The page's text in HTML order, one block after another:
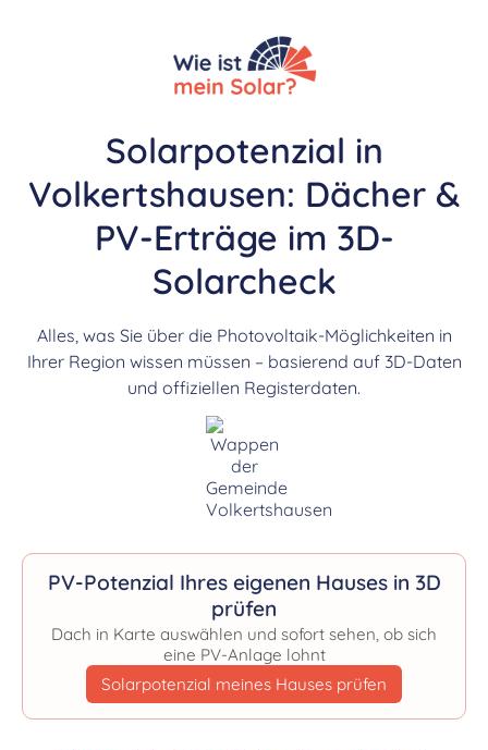
Solarpotenzial in
Volkertshausen: Dächer &
PV-Erträge im 3D-
Solarcheck
Alles, was Sie über die Photovoltaik-Möglichkeiten in
Ihrer Region wissen müssen – basierend auf 3D-Daten
und offiziellen Registerdaten.
PV-Potenzial Ihres eigenen Hauses in 3D
prüfen
Dach in Karte auswählen und sofort sehen, ob sich
eine PV-Anlage lohnt
Solarpotenzial meines Hauses prüfen